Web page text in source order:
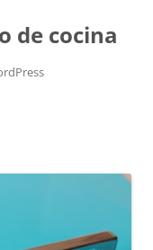
de cocina